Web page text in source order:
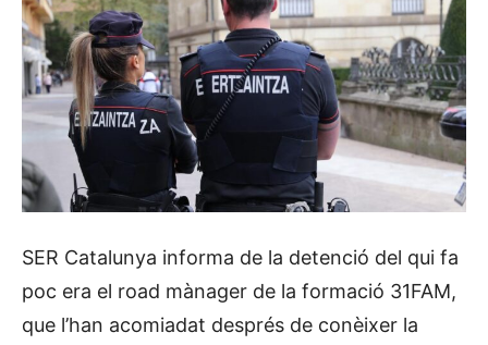
SER Catalunya informa de la detenció del qui fa
poc era el road mànager de la formació 31FAM,
que l’han acomiadat després de conèixer la